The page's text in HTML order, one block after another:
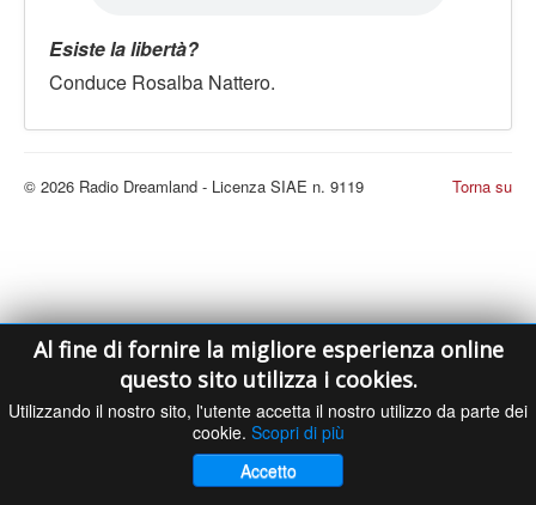
EVENTI
PRESS
CONTATTI
Esiste la libertà?
Conduce Rosalba Nattero.
Al fine di fornire la migliore esperienza online
questo sito utilizza i cookies.
Utilizzando il nostro sito, l'utente accetta il nostro utilizzo da parte dei
cookie. Scopri di più
Accetto
Torna su
© 2026 Radio Dreamland - Licenza SIAE n. 9119